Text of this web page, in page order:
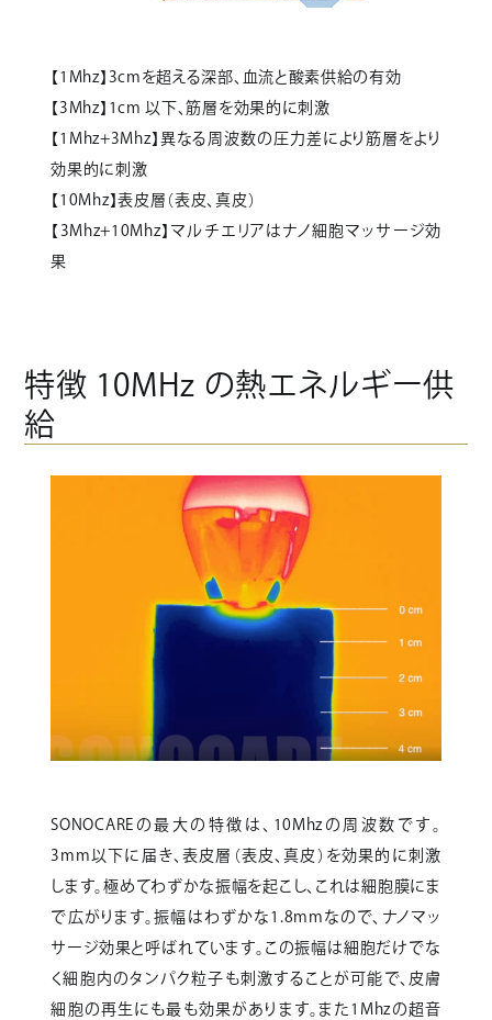
【1Mhz】3cmを超える深部、血流と酸素供給の有効
【3Mhz】1cm 以下、筋層を効果的に刺激
【1Mhz+3Mhz】異なる周波数の圧力差により筋層をより
効果的に刺激
【10Mhz】表皮層（表皮、真皮）
【3Mhz+10Mhz】マルチエリアはナノ細胞マッサージ効
果
特徴 10MHz の熱エネルギー供
給
SONOCAREの最大の特徴は、10Mhzの周波数です。
3mm以下に届き、表皮層（表皮、真皮）を効果的に刺激
します。極めてわずかな振幅を起こし、これは細胞膜にま
で広がります。振幅はわずかな1.8mmなので、ナノマッ
サージ効果と呼ばれています。この振幅は細胞だけでな
く細胞内のタンパク粒子も刺激することが可能で、皮膚
細胞の再生にも最も効果があります。また1Mhzの超音